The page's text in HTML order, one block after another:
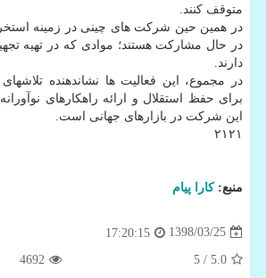
متوقف كنند.
در همین حین شركت های چینی در زمینه
در حال مشاركت هستند؛ موادی كه در تهیه
دارند.
در مجموع، این فعالیت ها نشاندهنده
برای حفظ استقلال و ارائه راهكارهای نوآورانه
این شركت در بازارهای جهانی است.
۲۱۲۱
منبع:كارا پیام
1398/03/25
17:20:15
5.0
/ 5
4692